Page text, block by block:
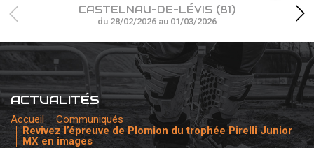
RÉSULTATS
PHOTOS / WEB TV
CHAMPIONNAT
PARTENAIRES
CASTELNAU-DE-LÉVIS (81)
du 28/02/2026 au 01/03/2026
ACTUALITÉS
Accueil
Communiqués
Revivez l’épreuve de Plomion du trophée Pirelli Junior
MX en images